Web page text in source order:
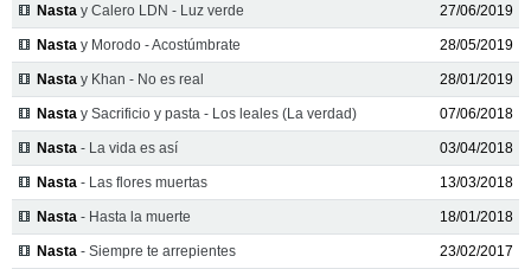
Nasta y Calero LDN - Luz verde 27/06/2019
Nasta y Morodo - Acostúmbrate 28/05/2019
Nasta y Khan - No es real 28/01/2019
Nasta y Sacrificio y pasta - Los leales (La verdad) 07/06/2018
Nasta - La vida es así 03/04/2018
Nasta - Las flores muertas 13/03/2018
Nasta - Hasta la muerte 18/01/2018
Nasta - Siempre te arrepientes 23/02/2017